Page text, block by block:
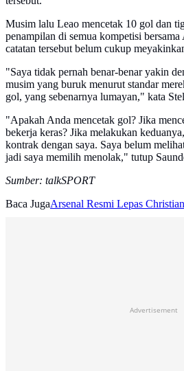
Musim lalu Leao mencetak 10 gol dan
penampilan di semua kompetisi
catatan tersebut belum cukup
"Saya tidak pernah benar-benar yakin
musim yang buruk menurut standar
gol, yang sebenarnya lumayan," kata
"Apakah Anda mencetak gol? Jika
bekerja keras? Jika melakukan
kontrak dengan saya. Saya belum
jadi saya memilih menolak," tutup
Sumber: talkSPORT
Baca JugaArsenal Resmi Lepas
Advertisement